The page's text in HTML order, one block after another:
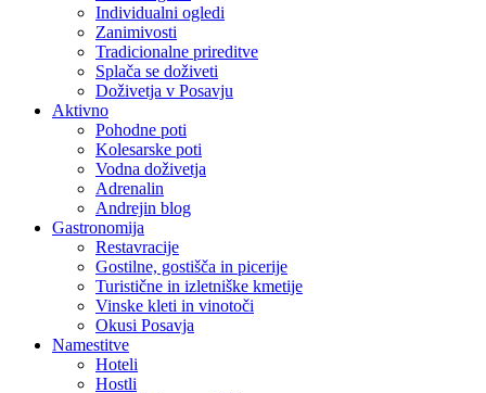
Individualni ogledi
Zanimivosti
Tradicionalne prireditve
Splača se doživeti
Doživetja v Posavju
Aktivno
Pohodne poti
Kolesarske poti
Vodna doživetja
Adrenalin
Andrejin blog
Gastronomija
Restavracije
Gostilne, gostišča in picerije
Turistične in izletniške kmetije
Vinske kleti in vinotoči
Okusi Posavja
Namestitve
Hoteli
Hostli